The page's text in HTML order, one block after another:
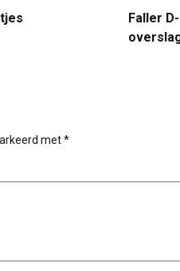
Faller
met*